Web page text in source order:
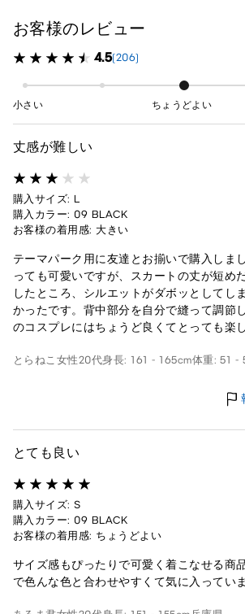
お客様のレビュー
4.5(206)
小さい ちょうどよい
丈感が難しい
購入サイズ: L
購入カラー: 09 BLACK
お客様の着用感: 大きい
テーマパーク用に友達とお揃いで購入しま
っても可愛いですが、スカートの丈が短め
したところ、シルエットがダボッとしてし
かったです。背中部分を自分で縫って調節
のコスプレにはちょうど良くてとっても楽
とらねこ 女性20代身長: 161 - 165cm体重: 51 -
とても良い
購入サイズ: S
購入カラー: 09 BLACK
お客様の着用感: ちょうどよい
サイズ感もぴったりで可愛く着こなせる商
で色んな色と合わせやすくて気に入ってい